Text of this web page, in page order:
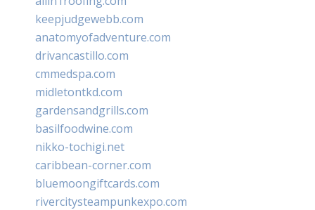
keepjudgewebb.com
anatomyofadventure.com
drivancastillo.com
cmmedspa.com
midletontkd.com
gardensandgrills.com
basilfoodwine.com
nikko-tochigi.net
caribbean-corner.com
bluemoongiftcards.com
rivercitysteampunkexpo.com